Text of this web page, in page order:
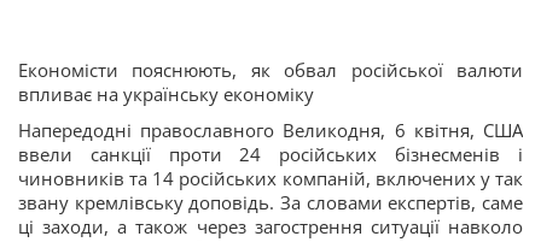
Економісти пояснюють, як обвал російської валюти
впливає на українську економіку
Напередодні православного Великодня, 6 квітня, США
ввели санкції проти 24 російських бізнесменів і
чиновників та 14 російських компаній, включених у так
звану кремлівську доповідь. За словами експертів, саме
ці заходи, а також через загострення ситуації навколо